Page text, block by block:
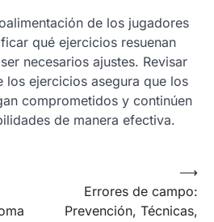
de los jugadores
qué ejercicios resuenan
necesarios ajustes. Revisar
los ejercicios asegura que los
comprometidos y continúen
de manera efectiva.
Errores de campo:
Prevención, Técnicas,
⟶